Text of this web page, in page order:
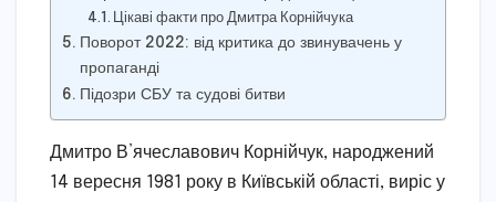
Цікаві факти про Дмитра Корнійчука
Поворот 2022: від критика до звинувачень у
пропаганді
Підозри СБУ та судові битви
Дмитро В’ячеславович Корнійчук, народжений
14 вересня 1981 року в Київській області, виріс у